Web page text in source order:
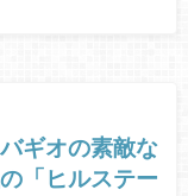
ギオの素敵な
「ヒルステー